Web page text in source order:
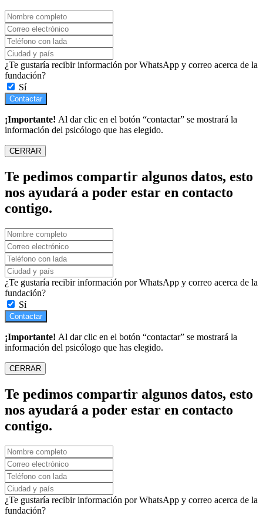
¿Te gustaría recibir información por WhatsApp y correo acerca de la
fundación?
Sí
Contactar
¡Importante! Al dar clic en el botón “contactar” se mostrará la
información del psicólogo que has elegido.
CERRAR
Te pedimos compartir algunos datos, esto
nos ayudará a poder estar en contacto
contigo.
¿Te gustaría recibir información por WhatsApp y correo acerca de la
fundación?
Sí
Contactar
¡Importante! Al dar clic en el botón “contactar” se mostrará la
información del psicólogo que has elegido.
CERRAR
Te pedimos compartir algunos datos, esto
nos ayudará a poder estar en contacto
contigo.
¿Te gustaría recibir información por WhatsApp y correo acerca de la
fundación?